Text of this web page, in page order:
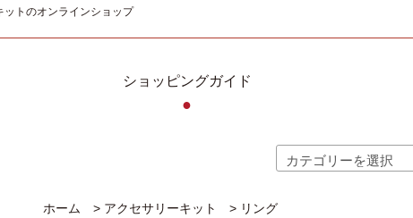
ットのオンラインショップ
ショッピングガイド
●
ホーム > アクセサリーキット > リング